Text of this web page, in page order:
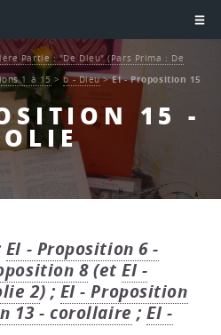
15 -
Partie : "De Dieu" (Pars Prima : De
1 à 15 >b - Dieu>EI - Proposition 15
EI - Proposition 6 -
8(etEI -
2) ;EI - Proposition
13 - corollaire ;EI -